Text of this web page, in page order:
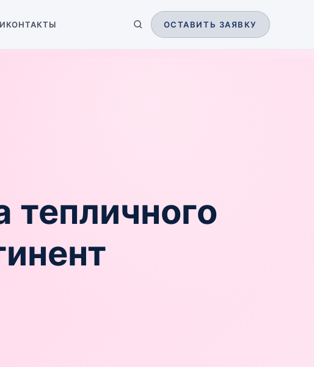
КОНТАКТЫ ОСТАВИТЬ ЗАЯВКУ
тепличного